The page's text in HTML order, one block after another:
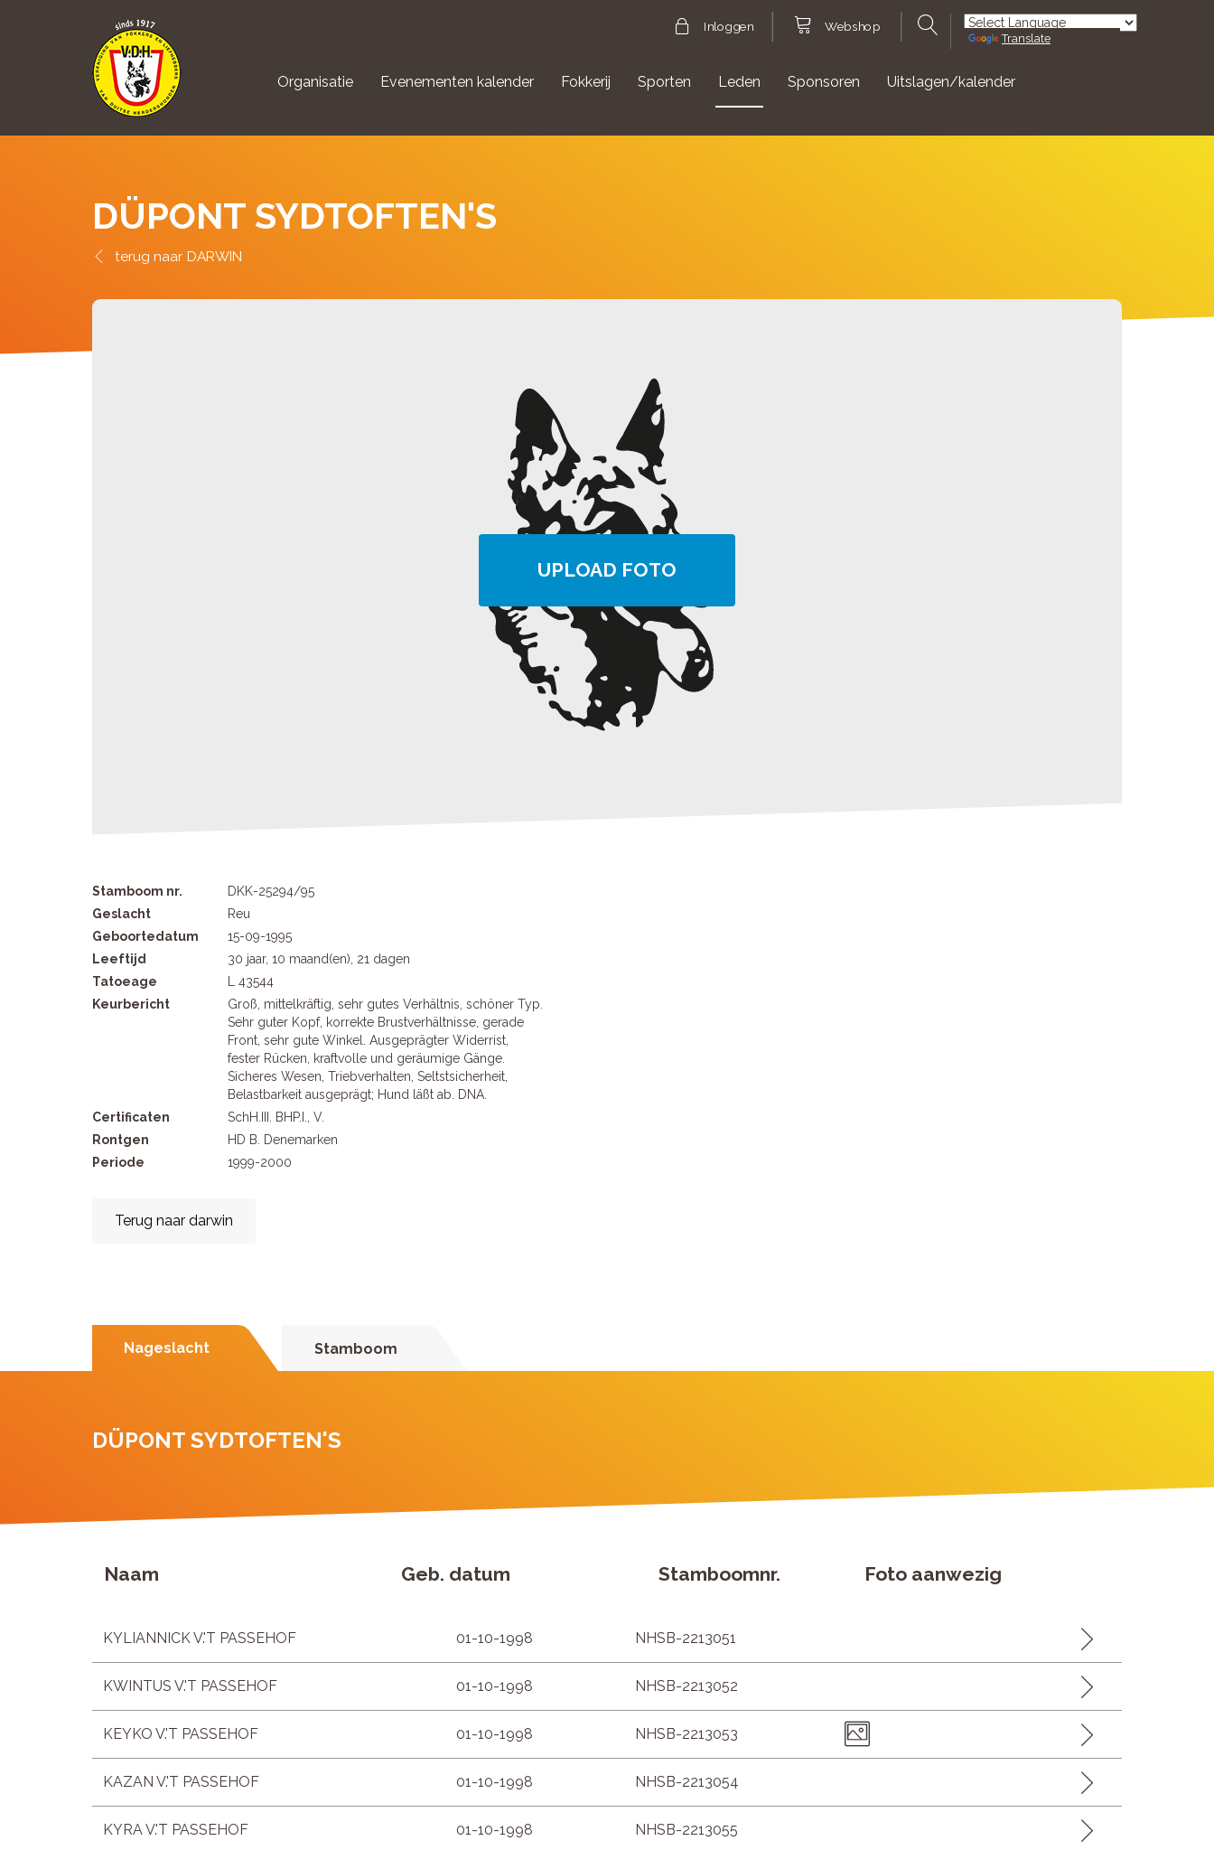
Inloggen Webshop
Powered by
Translate
Organisatie Evenementen kalender Fokkerij Sporten Leden Sponsoren Uitslagen/kalender
DÜPONT SYDTOFTEN'S
DARWIN
Stamboom nr.
DKK-25294/95
Geslacht
Reu
Geboortedatum
15-09-1995
Leeftijd
30 jaar, 10 maand(en), 21 dagen
Tatoeage
L 43544
Keurbericht
Groß, mittelkräftig, sehr gutes Verhältnis, schöner Typ.
Sehr guter Kopf, korrekte Brustverhältnisse, gerade
Front, sehr gute Winkel. Ausgeprägter Widerrist,
fester Rücken, kraftvolle und geräumige Gänge.
Sicheres Wesen, Triebverhalten, Seltstsicherheit,
Belastbarkeit ausgeprägt; Hund läßt ab. DNA.
Certificaten
SchH.III. BHP.I., V.
Rontgen
HD B. Denemarken
Periode
1999-2000
Terug naar darwin
Nageslacht Stamboom
DÜPONT SYDTOFTEN'S
Naam Geb. datum Stamboomnr. Foto aanwezig
KYLIANNICK V.'T PASSEHOF 01-10-1998 NHSB-2213051
KWINTUS V.'T PASSEHOF 01-10-1998 NHSB-2213052
KEYKO V.'T PASSEHOF 01-10-1998 NHSB-2213053
KAZAN V.'T PASSEHOF 01-10-1998 NHSB-2213054
KYRA V.'T PASSEHOF 01-10-1998 NHSB-2213055